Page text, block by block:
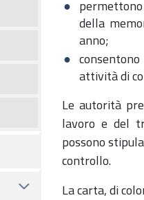
della
anno;
attività di
Le autorità
lavoro e del
possono
controllo.
La carta, di